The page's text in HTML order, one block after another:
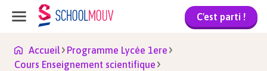
C'est parti !
Accueil
Programme Lycée 1ere
Cours Enseignement scientifique